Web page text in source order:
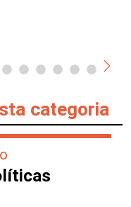
categoria